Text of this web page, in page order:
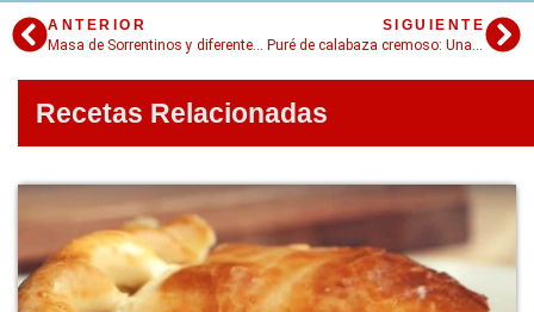
ANTERIOR
SIGUIENTE
Recetas Relacionadas